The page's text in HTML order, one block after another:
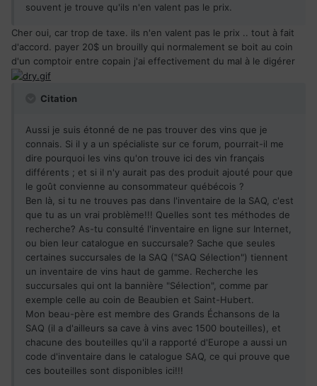
souvent je trouve qu'ils n'en valent pas le prix.
Cher oui, car trop de taxe. ils n'en valent pas le prix .. tout à fait
d'accord. payer 20$ un brouilly qui normalement se boit au coin
d'un comptoir entre copain j'ai effectivement du mal à le digérer
Citation
Aussi je suis étonné de ne pas trouver des vins que je
connais. Si il y a un spécialiste sur ce forum, pourrait-il me
dire pourquoi les vins qu'on trouve ici des vin français
différents ; et si il n'y aurait pas des produit ajouté pour que
le goût convienne au consommateur québécois ?
Ben là, si tu ne trouves pas dans l'inventaire de la SAQ, c'est
que tu as un vrai problème!!! Quelles sont tes méthodes de
recherche? As-tu consulté l'inventaire en ligne sur Internet,
ou bien leur catalogue en succursale? Sache que seules
certaines succursales de la SAQ ("SAQ Sélection") tiennent
un inventaire de vins haut de gamme. Recherche les
succursales qui ont la bannière "Sélection", comme par
exemple celle au coin de Beaubien et Saint-Hubert.
Mon beau-père est membre des Grands Échansons de la
SAQ (il a d'ailleurs sa cave à vins avec 1500 bouteilles), et
chacune des bouteilles qu'il a rapporté d'Europe a aussi un
code d'inventaire dans le catalogue SAQ, ce qui prouve que
ces bouteilles sont disponibles ici!!!